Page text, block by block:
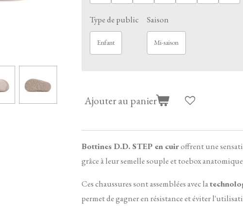
Type de public
Enfant
Saison
Mi-saison
Ajouter au panier
Bottines D.D. STEP en cuiroffrent une
grâce à leur semelle souple et toebox
Ces chaussures sont assemblées avec la
permet de gagner en résistance et éviter